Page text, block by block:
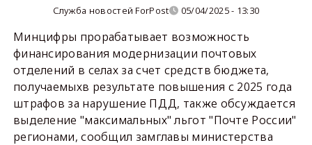
Служба новостей ForPost 05/04/2025 - 13:30
Минцифры прорабатывает возможность
финансирования модернизации почтовых
отделений в селах за счет средств бюджета,
получаемыхв результате повышения с 2025 года
штрафов за нарушение ПДД, также обсуждается
выделение "максимальных" льгот "Почте России"
регионами, сообщил замглавы министерства